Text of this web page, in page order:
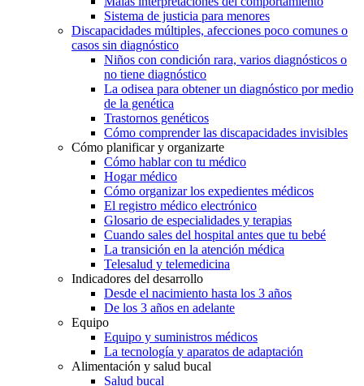
Sistema de justicia para menores
Discapacidades múltiples, afecciones poco comunes o
casos sin diagnóstico
Niños con condición rara, varios diagnósticos o
no tiene diagnóstico
La odisea para obtener un diagnóstico por medio
de la genética
Trastornos genéticos
Cómo comprender las discapacidades invisibles
Cómo planificar y organizarte
Cómo hablar con tu médico
Hogar médico
Cómo organizar los expedientes médicos
El registro médico electrónico
Glosario de especialidades y terapias
Cuando sales del hospital antes que tu bebé
La transición en la atención médica
Telesalud y telemedicina
Indicadores del desarrollo
Desde el nacimiento hasta los 3 años
De los 3 años en adelante
Equipo
Equipo y suministros médicos
La tecnología y aparatos de adaptación
Alimentación y salud bucal
Salud bucal